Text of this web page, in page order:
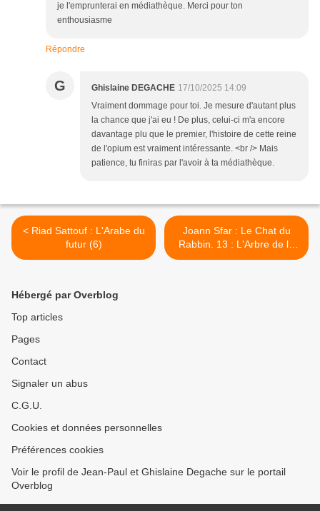
je l'emprunterai en médiathèque. Merci pour ton
enthousiasme
Répondre
G Ghislaine DEGACHE 17/10/2025 14:09
Vraiment dommage pour toi. Je mesure d'autant plus
la chance que j'ai eu ! De plus, celui-ci m'a encore
davantage plu que le premier, l'histoire de cette reine
de l'opium est vraiment intéressante. <br /> Mais
patience, tu finiras par l'avoir à ta médiathèque.
< Riad Sattouf : L'Arabe du
futur (6)
Joann Sfar : Le Chat du
Rabbin. 13 : L'Arbre de la
Connaissance >
Hébergé par Overblog
Top articles
Pages
Contact
Signaler un abus
C.G.U.
Cookies et données personnelles
Préférences cookies
Voir le profil de Jean-Paul et Ghislaine Degache sur le portail
Overblog